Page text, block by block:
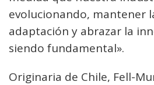
evolucionando, mantener
adaptación y abrazar la
siendo fundamental».
Originaria de Chile, Fell-